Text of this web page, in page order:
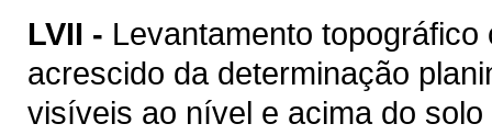
LVII - Levantamento
acrescido da determinação
visíveis ao nível e acima do